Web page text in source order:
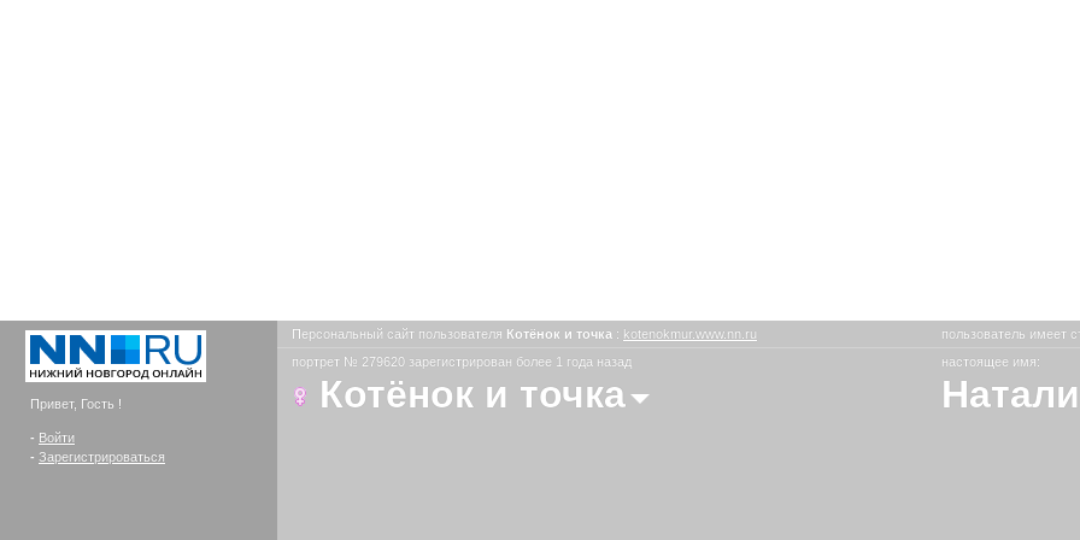
Привет, Гость !
- Войти
- Зарегистрироваться
Персональный сайт пользователя Котёнок и точка : kotenokmur.www.nn.ru пользователь имеет
портрет № 279620 зарегистрирован более 1 года назад
Котёнок и точка
настоящее имя:
Натали